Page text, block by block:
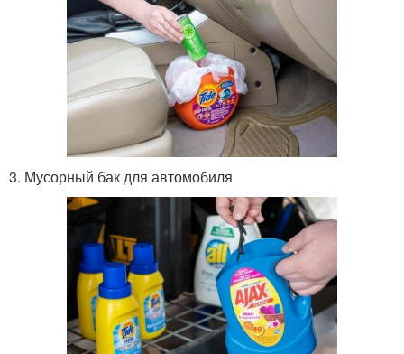
3. Мусорный бак для автомобиля